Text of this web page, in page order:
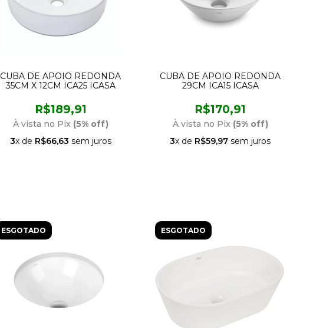
CUBA DE APOIO REDONDA
35CM X 12CM ICA25 ICASA
R$189,91
À vista no Pix (5% off)
3x de R$66,63 sem juros
CUBA DE APOIO REDONDA
29CM ICA15 ICASA
R$170,91
À vista no Pix (5% off)
3x de R$59,97 sem juros
ESGOTADO ESGOTADO